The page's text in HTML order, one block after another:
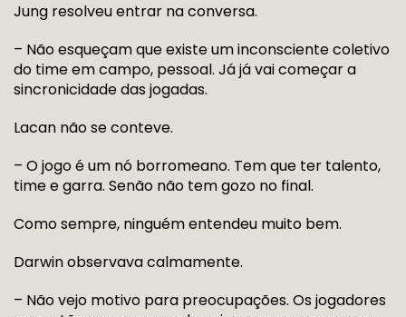
Jung resolveu entrar na conversa.
– Não esqueçam que existe um inconsciente coletivo
do time em campo, pessoal. Já já vai começar a
sincronicidade das jogadas.
Lacan não se conteve.
– O jogo é um nó borromeano. Tem que ter talento,
time e garra. Senão não tem gozo no final.
Como sempre, ninguém entendeu muito bem.
Darwin observava calmamente.
– Não vejo motivo para preocupações. Os jogadores